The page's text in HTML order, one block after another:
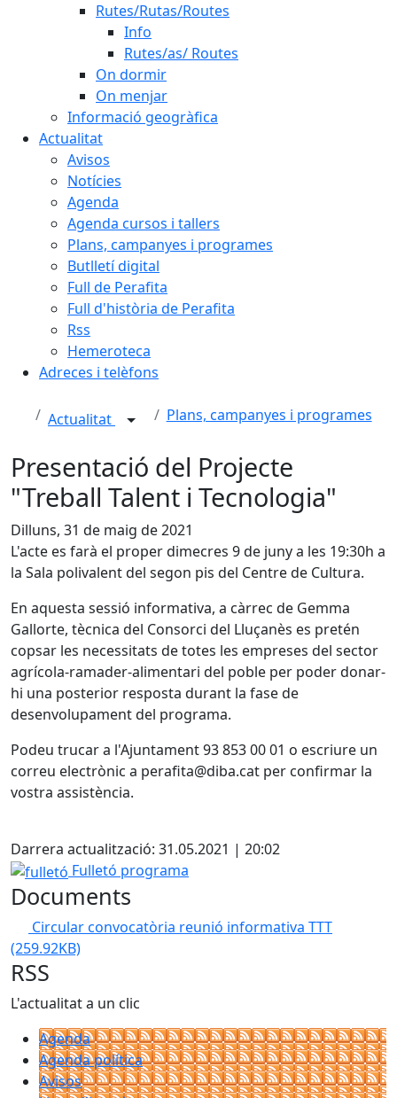
Rutes/Rutas/Routes
Info
Rutes/as/ Routes
On dormir
On menjar
Informació geogràfica
Actualitat
Avisos
Notícies
Agenda
Agenda cursos i tallers
Plans, campanyes i programes
Butlletí digital
Full de Perafita
Full d'història de Perafita
Rss
Hemeroteca
Adreces i telèfons
Actualitat Plans, campanyes i programes
Presentació del Projecte
"Treball Talent i Tecnologia"
Dilluns, 31 de maig de 2021
L'acte es farà el proper dimecres 9 de juny a les 19:30h a
la Sala polivalent del segon pis del Centre de Cultura.
En aquesta sessió informativa, a càrrec de Gemma
Gallorte, tècnica del Consorci del Lluçanès es pretén
copsar les necessitats de totes les empreses del sector
agrícola-ramader-alimentari del poble per poder donar-
hi una posterior resposta durant la fase de
desenvolupament del programa.
Podeu trucar a l'Ajuntament 93 853 00 01 o escriure un
correu electrònic a perafita@diba.cat per confirmar la
vostra assistència.
Darrera actualització: 31.05.2021 | 20:02
fulletó
Fulletó programa
Documents
Circular convocatòria reunió informativa TTT
(259.92KB)
RSS
L'actualitat a un clic
Agenda
Agenda política
Avisos